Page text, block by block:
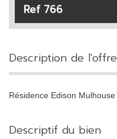
Ref 766
description de l'offre
Résidence Edison Mulhouse
descriptif du bien